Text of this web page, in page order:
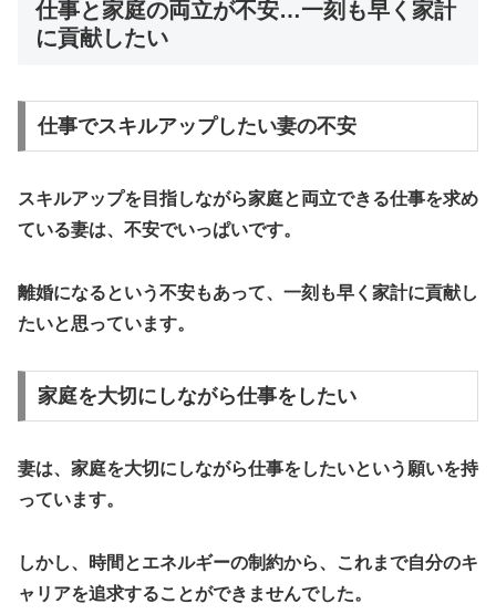
仕事と家庭の両立が不安…一刻も早く家計
に貢献したい
仕事でスキルアップしたい妻の不安
スキルアップを目指しながら家庭と両立できる仕事を求め
ている妻は、不安でいっぱいです。
離婚になるという不安もあって、一刻も早く家計に貢献し
たいと思っています。
家庭を大切にしながら仕事をしたい
妻は、家庭を大切にしながら仕事をしたいという願いを持
っています。
しかし、 時間とエネルギーの制約から、これまで自分のキ
ャリアを追求することができませんでした。